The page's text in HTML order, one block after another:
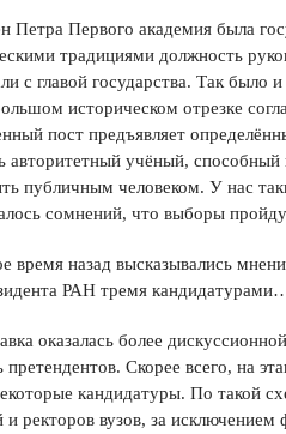
Первого академия была
традициями должность
с главой государства. Так
историческом отрезке
пост предъявляет
авторитетный учёный, способный
публичным человеком. У нас
сомнений, что выборы
время назад высказывались
РАН тремя
оказалась более
претендентов. Скорее всего, на
кандидатуры. По такой
и ректоров вузов, за